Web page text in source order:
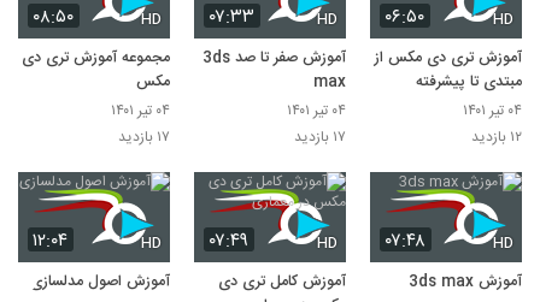
۰۶:۵۰ HD
آموزش تری دی مکس از
مبتدی تا پیشرفته
۰۴ تیر ۱۴۰۱
۱۲ بازدید
۰۷:۳۳ HD
آموزش صفر تا صد 3ds
max
۰۴ تیر ۱۴۰۱
۱۷ بازدید
۰۸:۵۰ HD
مجموعه آموزش تری دی
مکس
۰۴ تیر ۱۴۰۱
۱۷ بازدید
۰۷:۴۸ HD
آموزش 3ds max
۰۷:۴۹ HD
آموزش کامل تری دی
۱۲:۰۴ HD
آموزش اصول مدلسازی